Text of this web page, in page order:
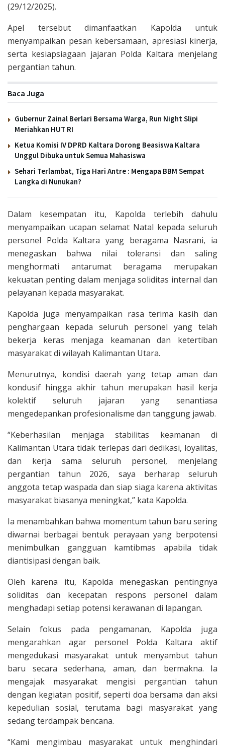
(29/12/2025).
Apel tersebut dimanfaatkan Kapolda untuk
menyampaikan pesan kebersamaan, apresiasi kinerja,
serta kesiapsiagaan jajaran Polda Kaltara menjelang
pergantian tahun.
Baca Juga
Gubernur Zainal Berlari Bersama Warga, Run Night Slipi
Meriahkan HUT RI
Ketua Komisi IV DPRD Kaltara Dorong Beasiswa Kaltara
Unggul Dibuka untuk Semua Mahasiswa
Sehari Terlambat, Tiga Hari Antre : Mengapa BBM Sempat
Langka di Nunukan?
Dalam kesempatan itu, Kapolda terlebih dahulu
menyampaikan ucapan selamat Natal kepada seluruh
personel Polda Kaltara yang beragama Nasrani, ia
menegaskan bahwa nilai toleransi dan saling
menghormati antarumat beragama merupakan
kekuatan penting dalam menjaga soliditas internal dan
pelayanan kepada masyarakat.
Kapolda juga menyampaikan rasa terima kasih dan
penghargaan kepada seluruh personel yang telah
bekerja keras menjaga keamanan dan ketertiban
masyarakat di wilayah Kalimantan Utara.
Menurutnya, kondisi daerah yang tetap aman dan
kondusif hingga akhir tahun merupakan hasil kerja
kolektif seluruh jajaran yang senantiasa
mengedepankan profesionalisme dan tanggung jawab.
“Keberhasilan menjaga stabilitas keamanan di
Kalimantan Utara tidak terlepas dari dedikasi, loyalitas,
dan kerja sama seluruh personel, menjelang
pergantian tahun 2026, saya berharap seluruh
anggota tetap waspada dan siap siaga karena aktivitas
masyarakat biasanya meningkat,” kata Kapolda.
Ia menambahkan bahwa momentum tahun baru sering
diwarnai berbagai bentuk perayaan yang berpotensi
menimbulkan gangguan kamtibmas apabila tidak
diantisipasi dengan baik.
Oleh karena itu, Kapolda menegaskan pentingnya
soliditas dan kecepatan respons personel dalam
menghadapi setiap potensi kerawanan di lapangan.
Selain fokus pada pengamanan, Kapolda juga
mengarahkan agar personel Polda Kaltara aktif
mengedukasi masyarakat untuk menyambut tahun
baru secara sederhana, aman, dan bermakna. Ia
mengajak masyarakat mengisi pergantian tahun
dengan kegiatan positif, seperti doa bersama dan aksi
kepedulian sosial, terutama bagi masyarakat yang
sedang terdampak bencana.
“Kami mengimbau masyarakat untuk menghindari